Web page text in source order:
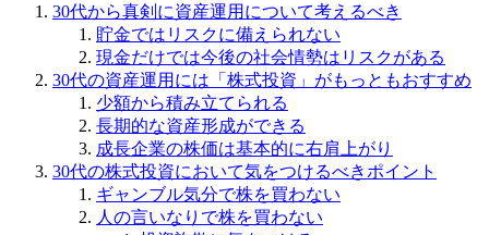
30代から真剣に資産運用について考えるべき
貯金ではリスクに備えられない
現金だけでは今後の社会情勢はリスクがある
30代の資産運用には「株式投資」がもっともおすすめ
少額から積み立てられる
長期的な資産形成ができる
成長企業の株価は基本的に右肩上がり
30代の株式投資において気をつけるべきポイント
ギャンブル気分で株を買わない
人の言いなりで株を買わない